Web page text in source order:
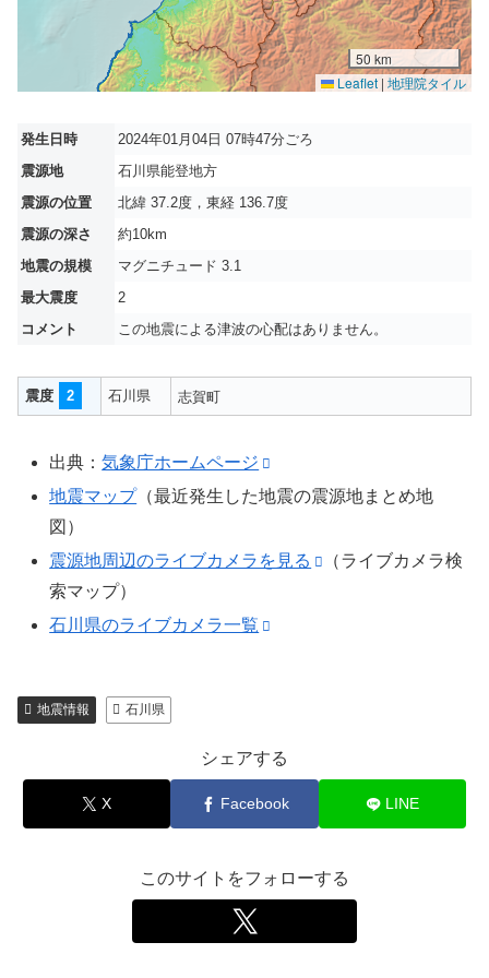
50 km
Leaflet | 地理院タイル
発生日時
2024年01月04日 07時47分ごろ
震源地
石川県能登地方
震源の位置
北緯 37.2度，東経 136.7度
震源の深さ
約10km
地震の規模
マグニチュード 3.1
最大震度
2
コメント
この地震による津波の心配はありません。
震度 2 石川県 志賀町
出典：気象庁ホームページ
地震マップ（最近発生した地震の震源地まとめ地
図）
震源地周辺のライブカメラを見る
（ライブカメラ検
索マップ）
石川県のライブカメラ一覧
地震情報 石川県
シェアする
X Facebook LINE
このサイトをフォローする